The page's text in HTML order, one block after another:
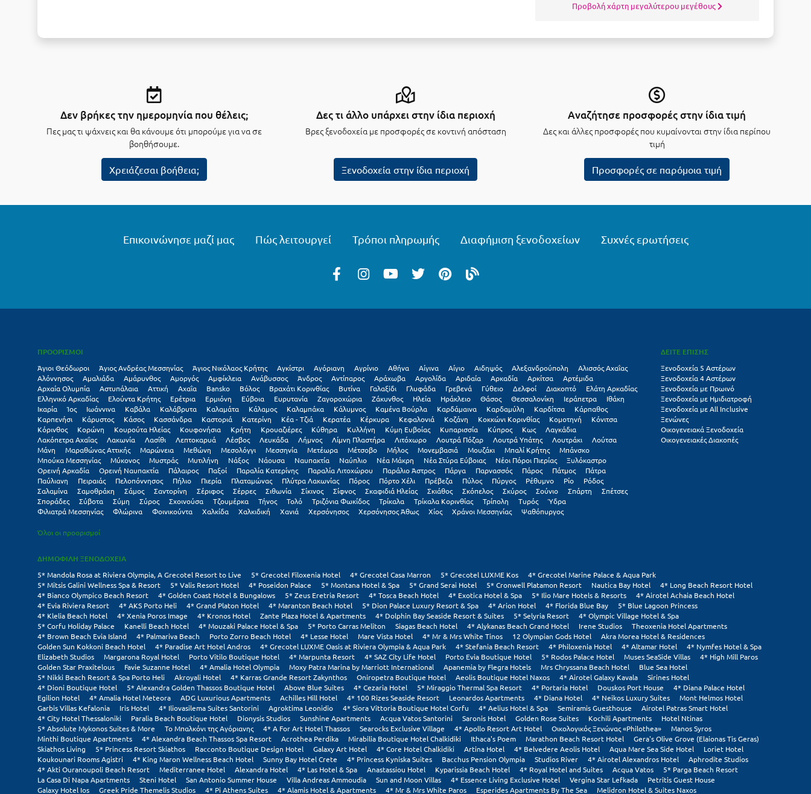
Προβολή χάρτη μεγαλύτερου μεγέθους
Δεν βρήκες την ημερομηνία που θέλεις;
Πες μας τι ψάχνεις και θα κάνουμε ότι μπορούμε για να σε
βοηθήσουμε.
Χρειάζεσαι βοήθεια;
Δες τι άλλο υπάρχει στην ίδια περιοχή
Βρες ξενοδοχεία με προσφορές σε κοντινή απόσταση
Ξενοδοχεία στην ίδια περιοχή
Αναζήτησε προσφορές στην ίδια τιμή
Δες και άλλες προσφορές που κυμαίνονται στην ίδια περίπου
τιμή
Προσφορές σε παρόμοια τιμή
Επικοινώνησε μαζί μας Πώς λειτουργεί Τρόποι πληρωμής Διαφήμιση ξενοδοχείων Συχνές ερωτήσεις
ΠΡΟΟΡΙΣΜΟΙ
Άγιοι Θεόδωροι Άγιος Ανδρέας Μεσσηνίας Άγιος Νικόλαος Κρήτης Αγκίστρι Αγόριανη Αγρίνιο Αθήνα Αίγινα Αίγιο Αιδηψός Αλεξανδρούπολη
Αλισσός Αχαΐας
Αλόννησος
Αμαλιάδα Αμάρυνθος Αμοργός Αμφίκλεια Ανάβυσσος Άνδρος Αντίπαρος Αράχωβα Αργολίδα Αριδαία Αρκαδία Αρκίτσα
Αρτέμιδα
Αρχαία Ολυμπία
Αστυπάλαια Αττική Αχαΐα Βansko Βόλος Βραχάτι Κορινθίας Βυτίνα Γαλαξiδι Γλυφάδα Γρεβενά Γύθειο Δελφοί Διακοπτό
Ελάτη Αρκαδίας
Ελληνικό Αρκαδίας
Ελούντα Κρήτης Ερέτρια Ερμιόνη Εύβοια Ευρυτανία Ζαγοροχώρια Ζάκυνθος Ηλεία Ηράκλειο Θάσος Θεσσαλονίκη Ιεράπετρα
Ιθάκη
Ικαρία
Ίος Ιωάννινα Καβάλα Καλάβρυτα Καλαμάτα Κάλαμος Καλαμπάκα Κάλυμνος Καμένα Βούρλα Καρδάμαινα Καρδαμύλη Καρδίτσα
Κάρπαθος
Καρπενήσι
Κάρυστος Κάσος Κασσάνδρα Καστοριά Κατερίνη Κέα - Τζιά Κερατέα Κέρκυρα Κεφαλονιά Κοζάνη Κοκκώνι Κορινθίας Κομοτηνή
Κόνιτσα
Κόρινθος
Κορώνη Κουρούτα Ηλείας Κουφονήσια Κρήτη Κρουαζιέρες Κύθηρα Κυλλήνη Κύμη Ευβοίας Κυπαρισσία Κύπρος Κως
Λαγκάδια
Λακόπετρα Αχαΐας
Λακωνία Λασίθι Λεπτοκαρυά Λέσβος Λευκάδα Λήμνος Λίμνη Πλαστήρα Λιτόχωρο Λουτρά Πόζαρ Λουτρά Υπάτης Λουτράκι
Λούτσα
Μάνη
Μαραθώνας Αττικής Μαρώνεια Μεθώνη Μεσολόγγι Μεσσηνία Μετέωρα Μέτσοβο Μήλος Μονεμβασιά Μουζάκι Μπαλί Κρήτης
Μπάνσκο
Μπούκα Μεσσηνίας
Μύκονος Μυστράς Μυτιλήνη Νάξος Νάουσα Ναυπακτία Ναύπλιο Νέα Μάκρη Νέα Στύρα Εύβοιας Νέοι Πόροι Πιερίας
Ξυλόκαστρο
Ορεινή Αρκαδία
Ορεινή Ναυπακτία Πάλαιρος Παξοί Παραλία Κατερίνης Παραλία Λιτοχώρου Παράλιο Άστρος Πάργα Παρνασσός Πάρος Πάτμος
Πάτρα
Παύλιανη
Πειραιάς Πελοπόννησος Πήλιο Πιερία Πλαταμώνας Πλύτρα Λακωνίας Πόρος Πόρτο Χέλι Πρέβεζα Πύλος Πύργος Ρέθυμνο Ρίο
Ρόδος
Σαλαμίνα
Σαμοθράκη Σάμος Σαντορίνη Σέριφος Σέρρες Σιθωνία Σίκινος Σίφνος Σκαφιδιά Ηλείας Σκιάθος Σκόπελος Σκύρος Σούνιο Σπάρτη
Σπέτσες
Σποράδες
Σύβοτα Σύμη Σύρος Σχοινούσα Τζουμέρκα Τήνος Τολό Τριζόνια Φωκίδος Τρίκαλα Τρίκαλα Κορινθίας Τρίπολη Τυρός
Ύδρα
Φιλιατρά Μεσσηνίας
Φλώρινα Φοινικούντα Χαλκίδα Χαλκιδική Χανιά Χερσόνησος Χερσόνησος Άθως Χίος Χράνοι Μεσσηνίας Ψαθόπυργος
Όλοι οι προορισμοί
ΔΕΙΤΕ ΕΠΙΣΗΣ
Ξενοδοχεία 5 Αστέρων
Ξενοδοχεία 4 Αστέρων
Ξενοδοχεία με Πρωινό
Ξενοδοχεία με Ημιδιατροφή
Ξενοδοχεία με All Inclusive
Ξενώνες
Οικογενειακά Ξενοδοχεία
Οικογενειακές Διακοπές
ΔΗΜΟΦΙΛΗ ΞΕΝΟΔΟΧΕΙΑ
5* Mandola Rosa at Riviera Olympia, A Grecotel Resort to Live 5* Grecotel Filoxenia Hotel 4* Grecotel Casa Marron 5* Grecotel LUXME Kos
4* Grecotel Marine Palace & Aqua Park
5* Mitsis Galini Wellness Spa & Resort
5* Valis Resort Hotel 4* Poseidon Palace 5* Montana Hotel & Spa 5* Grand Serai Hotel 5* Cronwell Platamon Resort Nautica Bay Hotel
4* Long Beach Resort Hotel
4* Bianco Olympico Beach Resort
4* Golden Coast Hotel & Bungalows 5* Zeus Eretria Resort 4* Tosca Beach Hotel 4* Exotica Hotel & Spa 5* Ilio Mare Hotels & Resorts
4* Airotel Achaia Beach Hotel
4* Evia Riviera Resort
4* AKS Porto Heli 4* Grand Platon Hotel 4* Maranton Beach Hotel 5* Dion Palace Luxury Resort & Spa 4* Arion Hotel 4* Florida Blue Bay
5* Blue Lagoon Princess
4* Klelia Beach Hotel
4* Xenia Poros Image 4* Kronos Hotel Zante Plaza Hotel & Apartments 4* Dolphin Bay Seaside Resort & Suites 5* Selyria Resort
4* Olympic Village Hotel & Spa
5* Corfu Holiday Palace
Kanelli Beach Hotel 4* Mouzaki Palace Hotel & Spa 5* Porto Carras Meliton Siagas Beach Hotel 4* Alykanas Beach Grand Hotel Irene Studios
Theoxenia Hotel Apartments
4* Brown Beach Evia Island
4* Palmariva Beach Porto Zorro Beach Hotel 4* Lesse Hotel Mare Vista Hotel 4* Mr & Mrs White Tinos 12 Olympian Gods Hotel
Akra Morea Hotel & Residences
Golden Sun Kokkoni Beach Hotel
4* Paradise Art Hotel Andros 4* Grecotel LUXME Oasis at Riviera Olympia & Aqua Park 4* Stefania Beach Resort 4* Philoxenia Hotel 4* Altamar Hotel
4* Nymfes Hotel & Spa
Elizabeth Studios
Margarona Royal Hotel Porto Vitilo Boutique Hotel 4* Marpunta Resort 4* SAZ City Life Hotel Porto Evia Boutique Hotel 5* Rodos Palace Hotel Muses SeaSide Villas
4* High Mill Paros
Golden Star Praxitelous
Favie Suzanne Hotel 4* Amalia Hotel Olympia Moxy Patra Marina by Marriott International Apanemia by Flegra Hotels Mrs Chryssana Beach Hotel
Blue Sea Hotel
5* Nikki Beach Resort & Spa Porto Heli
Akroyali Hotel 4* Karras Grande Resort Zakynthos Oniropetra Boutique Hotel Aeolis Boutique Hotel Naxos 4* Airotel Galaxy Kavala
Sirines Hotel
4* Dioni Boutique Hotel
5* Alexandra Golden Thassos Boutique Hotel Above Blue Suites 4* Cezaria Hotel 5* Miraggio Thermal Spa Resort 4* Portaria Hotel Douskos Port House
4* Diana Palace Hotel
Egilion Hotel
4* Amalia Hotel Meteora ADG Luxurious Apartments Achilles Hill Hotel 4* 100 Rizes Seaside Resort Leonardos Apartments 4* Diana Hotel 4* Neikos Luxury Suites
Mont Helmos Hotel
Garbis Villas Kefalonia
Iris Hotel 4* Iliovasilema Suites Santorini Agroktima Leonidio 4* Siora Vittoria Boutique Hotel Corfu 4* Aelius Hotel & Spa Semiramis Guesthouse
Airotel Patras Smart Hotel
4* City Hotel Thessaloniki
Paralia Beach Boutique Hotel Dionysis Studios Sunshine Apartments Acqua Vatos Santorini Saronis Hotel Golden Rose Suites Kochili Apartments
Hotel Ntinas
5* Absolute Mykonos Suites & More
Το Μπαλκόνι της Αγόριανης 4* A For Art Hotel Thassos Searocks Exclusive Village 4* Apollo Resort Art Hotel Οικολογικός Ξενώνας «Philothea»
Manos Syros
Minthi Boutique Apartments
4* Alexandra Beach Thassos Spa Resort Acrothea Perdika Mirabilia Boutique Hotel Chalkidiki Ithaca's Poem Marathon Beach Resort Hotel
Gera's Olive Grove (Elaionas Tis Geras)
Skiathos Living
5* Princess Resort Skiathos Racconto Boutique Design Hotel Galaxy Art Hotel 4* Core Hotel Chalkidiki Artina Hotel 4* Belvedere Aeolis Hotel Aqua Mare Sea Side Hotel
Loriet Hotel
Koukounari Rooms Agistri
4* King Maron Wellness Beach Hotel Sunny Bay Hotel Crete 4* Princess Kyniska Suites Bacchus Pension Olympia Studios River 4* Airotel Alexandros Hotel
Aphrodite Studios
4* Akti Ouranoupoli Beach Resort
Mediterranee Hotel Alexandra Hotel 4* Las Hotel & Spa Anastassiou Hotel Kyparissia Beach Hotel 4* Royal Hotel and Suites Acqua Vatos
5* Parga Beach Resort
La Casa Di Napa Apartments
Steni Hotel San Antonio Summer House Villa Andreas Ammoudia Sun and Moon Villas 4* Essence Living Exclusive Hotel Vergina Star Lefkada
Petritis Guest House
Galaxy Hotel Ios
Greek Pride Themelis Studios 4* Pi Athens Suites 4* Alamis Hotel & Apartments 4* Mr & Mrs White Paros Esperides Apartments By The Sea Melidron Hotel & Suites Naxos